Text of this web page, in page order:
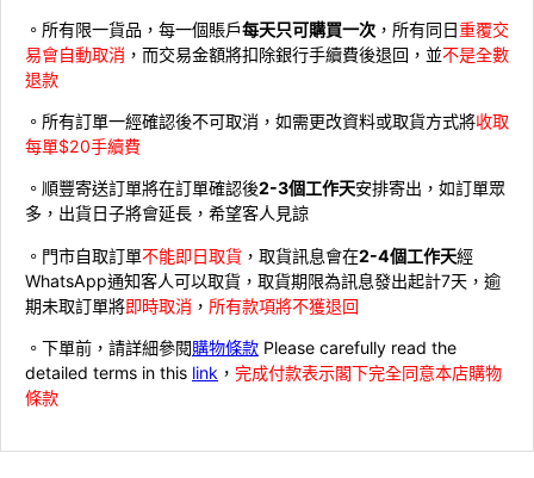
。所有限一貨品，每一個賬戶每天只可購買一次 ，所有同日重覆交
易會自動取消 ，而交易金額將扣除銀行手續費後退回，並不是全數
退款
。所有訂單一經確認後不可取消，如需更改資料或取貨方式將收取
每單$20手續費
。順豐寄送訂單將在訂單確認後2-3個工作天安排寄出，如訂單眾
多，出貨日子將會延長，希望客人見諒
。門市自取訂單不能即日取貨 ，取貨訊息會在2-4個工作天經
WhatsApp通知客人可以取貨，取貨期限為訊息發出起計7天，逾
期未取訂單將即時取消 ， 所有款項將不獲退回
。下單前，請詳細參閱購物條款 Please carefully read the
detailed terms in this link ， 完成付款表示閣下完全同意本店購物
條款